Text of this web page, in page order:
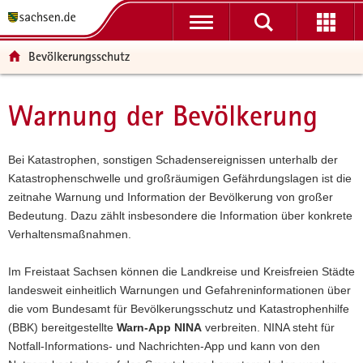
t
ü
e
r
g
r
e
f
e
n
d
e
t
n
v
i
g
a
t
o
n
p
n
a
l
t
t
-
e
r
e
i
c
Bevölkerungsschutz
Hauptinhalt
Warnung der Bevölkerung
Bei Katastrophen, sonstigen Schadensereignissen unterhalb der
Katastrophenschwelle und großräumigen Gefährdungslagen ist die
zeitnahe Warnung und Information der Bevölkerung von großer
Bedeutung. Dazu zählt insbesondere die Information über konkrete
Verhaltensmaßnahmen.
Im Freistaat Sachsen können die Landkreise und Kreisfreien Städte
landesweit einheitlich Warnungen und Gefahreninformationen über
die vom Bundesamt für Bevölkerungsschutz und Katastrophenhilfe
(BBK) bereitgestellte Warn-App NINA verbreiten. NINA steht für
Notfall-Informations- und Nachrichten-App und kann von den